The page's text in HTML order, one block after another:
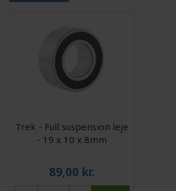
Trek - Full suspension leje
- 19 x 10 x 8mm
89,00 kr.